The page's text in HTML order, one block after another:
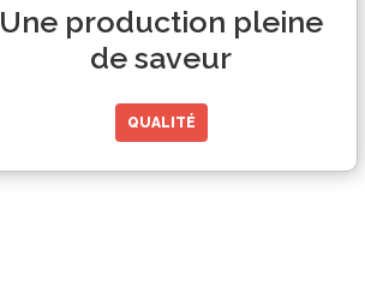
Une production pleine
de saveur
QUALITÉ